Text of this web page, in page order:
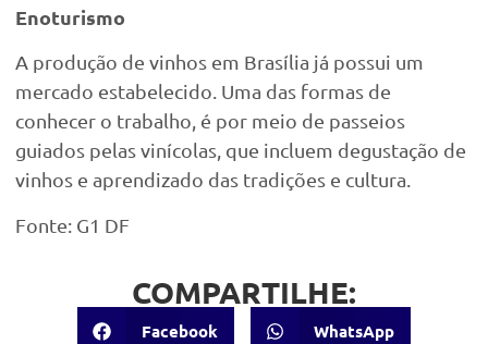
Enoturismo
A produção de vinhos em Brasília já possui um
mercado estabelecido. Uma das formas de
conhecer o trabalho, é por meio de passeios
guiados pelas vinícolas, que incluem degustação de
vinhos e aprendizado das tradições e cultura.
Fonte: G1 DF
COMPARTILHE:
Facebook WhatsApp